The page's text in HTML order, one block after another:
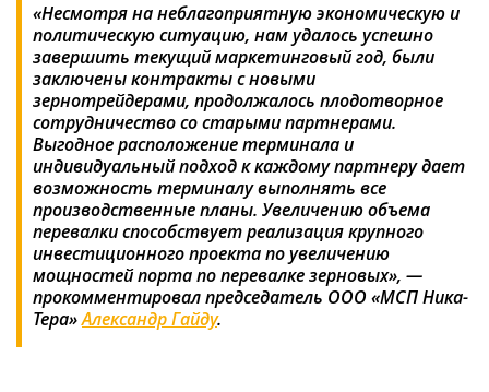
«Несмотря на неблагоприятную экономическую и
политическую ситуацию, нам удалось успешно
завершить текущий маркетинговый год, были
заключены контракты с новыми
зернотрейдерами, продолжалось плодотворное
сотрудничество со старыми партнерами.
Выгодное расположение терминала и
индивидуальный подход к каждому партнеру дает
возможность терминалу выполнять все
производственные планы. Увеличению объема
перевалки способствует реализация крупного
инвестиционного проекта по увеличению
мощностей порта по перевалке зерновых», —
прокомментировал председатель ООО «МСП Ника-
Тера»Александр Гайду.